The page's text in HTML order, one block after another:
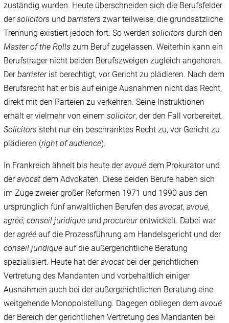
zuständig wurden. Heute überschneiden sich die Berufsfelder
dersolicitors undbarristers zwar teilweise, die grundsätzliche
Trennung existiert jedoch fort. So werdensolicitors durch den
Master of the Rolls zum Beruf zugelassen. Weiterhin kann ein
Berufsträger nicht beiden Berufszweigen zugleich angehören.
Derbarristerist berechtigt, vor Gericht zu plädieren. Nach dem
Berufsrecht hat er bis auf einige Ausnahmen nicht das Recht,
direkt mit den Parteien zu verkehren. Seine Instruktionen
erhält er vielmehr von einemsolicitor, der den Fall vorbereitet.
Solicitors steht nur ein beschränktes Recht zu, vor Gericht zu
plädieren (right of audience).
In Frankreich ähnelt bis heute deravoué dem Prokurator und
deravocat dem Advokaten. Diese beiden Berufe haben sich
im Zuge zweier großer Reformen 1971 und 1990 aus den
ursprünglich fünf anwaltlichen Berufen desavocat,avoué,
agréé,conseil juridique undprocureurentwickelt. Dabei war
deragréé auf die Prozessführung am Handelsgericht und der
conseil juridique auf die außergerichtliche Beratung
spezialisiert. Heute hat deravocat bei der gerichtlichen
Vertretung des Mandanten und vorbehaltlich einiger
Ausnahmen auch bei der außergerichtlichen Beratung eine
weitgehende Monopolstellung. Dagegen obliegen demavoué
der Bereich der gerichtlichen Vertretung des Mandanten bei